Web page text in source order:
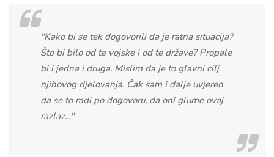
"Kako bi se tek dogovorili da je ratna situacija?
Što bi bilo od te vojske i od te države? Propale
bi i jedna i druga. Mislim da je to glavni cilj
njihovog djelovanja. Čak sam i dalje uvjeren
da se to radi po dogovoru, da oni glume ovaj
razlaz..."